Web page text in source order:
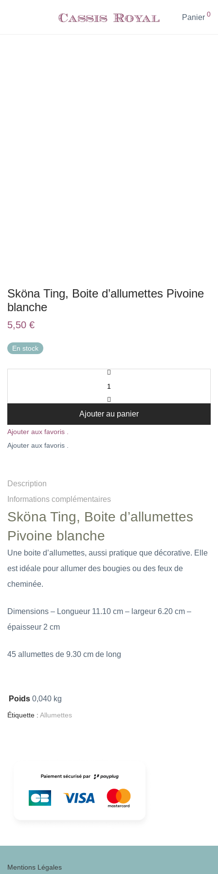
Panier 0
Sköna Ting, Boite d’allumettes Pivoine
blanche
5,50 €
En stock
Ajouter au panier
Ajouter aux favoris .
Ajouter aux favoris .
Description
Informations complémentaires
Sköna Ting, Boite d’allumettes
Pivoine blanche
Une boite d’allumettes, aussi pratique que décorative. Elle
est idéale pour allumer des bougies ou des feux de
cheminée.
Dimensions – Longueur 11.10 cm – largeur 6.20 cm –
épaisseur 2 cm
45 allumettes de 9.30 cm de long
Poids 0,040 kg
Étiquette : Allumettes
Mentions Légales